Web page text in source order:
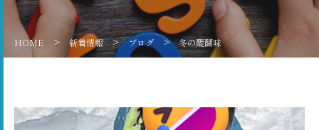
HOME > 新着情報 > ブログ > 冬の醍醐味